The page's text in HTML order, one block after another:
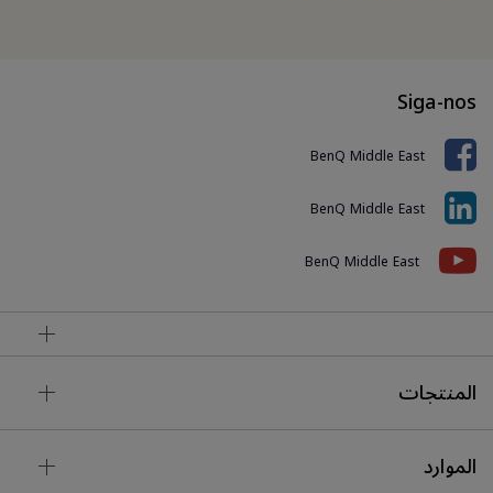
Siga-nos
BenQ Middle East
BenQ Middle East
BenQ Middle East
المنتجات
الموارد